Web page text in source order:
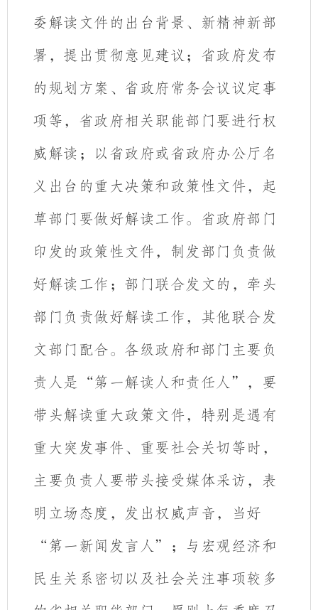
委解读文件的出台背景、新精神新部
署，提出贯彻意见建议；
省政府发布
的规划方案、省政府常务会议议定事
项等，省政府相关职能部门要进行权
威解读；以省政府或省政府办公厅名
义出台的重大决策和政策性文件，起
草部门要做好解读工作。省政府部门
印发的政策性文件，制发部门负责做
好解读工作；部门联合发文的，牵头
部门负责做好解读工作，其他联合发
文部门配合。 各级政府和部门主要负
责人是“第一解读人和责任人”，要
带头解读重大政策文件，特别是遇有
重大突发事件、重要社会关切等时，
主要负责人要带头接受媒体采访，表
明立场态度，发出权威声音，当好
“第一新闻发言人”；与宏观经济和
民生关系密切以及社会关注事项较多